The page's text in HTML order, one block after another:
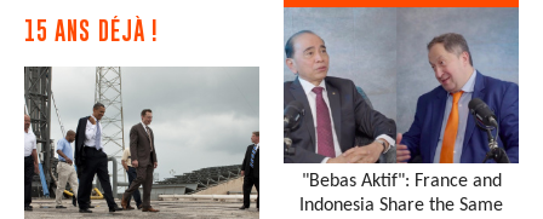
15 ANS DÉJÀ !
"Bebas Aktif": France and
Indonesia Share the Same